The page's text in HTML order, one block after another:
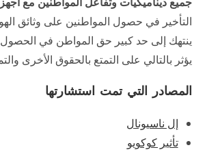
التأخير في حصول المواطنين على وثائق
ينتهك إلى حد كبير حق المواطن في الحصول
يؤثر بالتالي على التمتع بالحقوق الأخرى
المصادر التي تمت استشارتها
إل ناسيونال
تأثير كوكويو